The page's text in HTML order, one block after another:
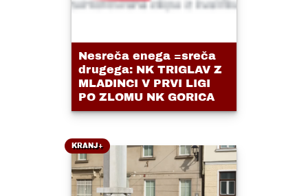
Nesreča enega =sreča
drugega: NK TRIGLAV Z
MLADINCI V PRVI LIGI
PO ZLOMU NK GORICA
KRANJ+